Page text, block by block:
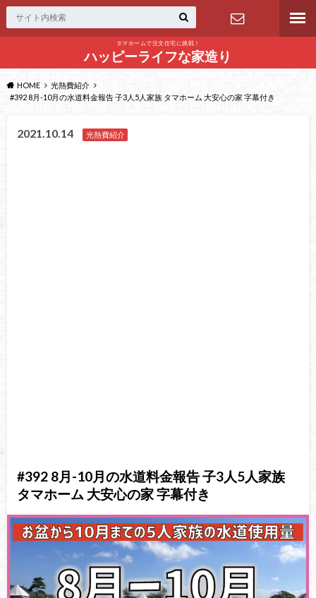
タマホームで注文住宅に挑戦！
ハッピーライフな家造り問い合わせ
HOME
光熱費紹介
#392 8月-10月の水道料金報告 子3人5人家族 タマホーム 大安心の家 字幕付き
2021.10.14 光熱費紹介
#392 8月-10月の水道料金報告 子3人5人家族
タマホーム 大安心の家 字幕付き